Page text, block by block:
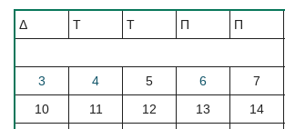
Δ Τ Τ Π Π
3
4 5 6 7
10
11 12 13 14